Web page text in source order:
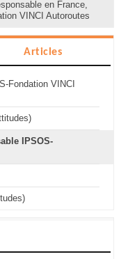
en France,
VINCI Autoroutes
Articles
Fondation VINCI
IPSOS-